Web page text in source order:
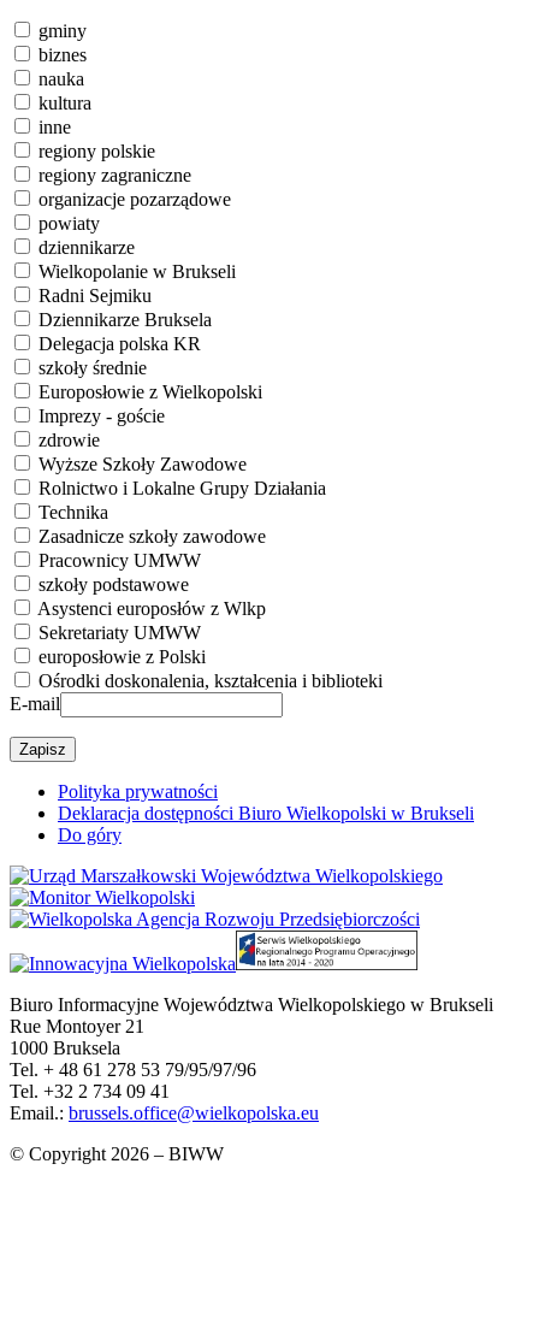
gminy
biznes
nauka
kultura
inne
regiony polskie
regiony zagraniczne
organizacje pozarządowe
powiaty
dziennikarze
Wielkopolanie w Brukseli
Radni Sejmiku
Dziennikarze Bruksela
Delegacja polska KR
szkoły średnie
Europosłowie z Wielkopolski
Imprezy - goście
zdrowie
Wyższe Szkoły Zawodowe
Rolnictwo i Lokalne Grupy Działania
Technika
Zasadnicze szkoły zawodowe
Pracownicy UMWW
szkoły podstawowe
Asystenci europosłów z Wlkp
Sekretariaty UMWW
europosłowie z Polski
Ośrodki doskonalenia, kształcenia i biblioteki
E-mail
Polityka prywatności
Deklaracja dostępności Biuro Wielkopolski w Brukseli
Do góry
Biuro Informacyjne Województwa Wielkopolskiego w Brukseli
Rue Montoyer 21
1000 Bruksela
Tel. + 48 61 278 53 79/95/97/96
Tel. +32 2 734 09 41
Email.: brussels.office@wielkopolska.eu
© Copyright 2026 – BIWW